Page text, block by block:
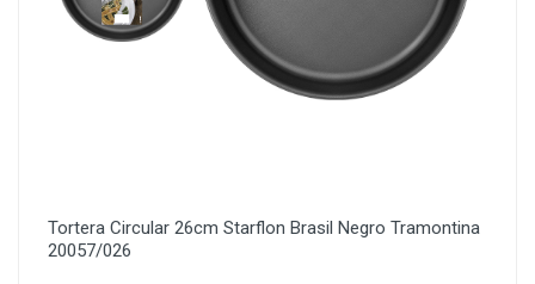
Tortera Circular 26cm Starflon Brasil Negro Tramontina
20057/026